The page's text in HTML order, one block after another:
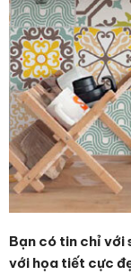
Bạn có tin chỉ với
với họa tiết cực